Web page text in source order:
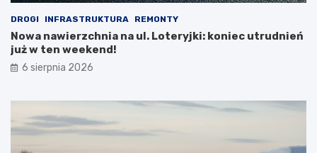
DROGI INFRASTRUKTURA REMONTY
Nowa nawierzchnia na ul. Loteryjki: koniec utrudnień
już w ten weekend!
6 sierpnia 2026